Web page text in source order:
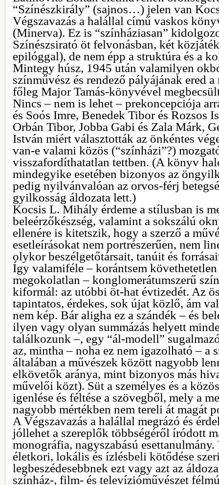
“Színészkirály” (sajnos…) jelen van
Végszavazás a halállal című vaskos
(Minerva). Ez is “színháziasan”
Színészsirató öt felvonásban, két
epilóggal), de nem épp a struktúra és a
Mintegy húsz, 1945 után valamilyen
színművész és rendező pályájának ered
főleg Major Tamás-könyvével
Nincs – nem is lehet – prekoncepciója
és Soós Imre, Benedek Tibor és Rozsos
Orbán Tibor, Jobba Gabi és Zala Márk,
István miért választották az önkéntes
van-e valami közös (“színházi”?)
visszafordíthatatlan tettben. (A könyv
mindegyike esetében bizonyos az
pedig nyilvánvalóan az orvos-férj
gyilkosság áldozata lett.)
Kocsis L. Mihály érdeme a stílusban is
beleérzőkészség, valamint a sokszálú
ellenére is kitetszik, hogy a szerző a
esetleírásokat nem portrészerűen, nem
olykor beszélgetőtársait, tanúit és
Így valamiféle – korántsem követhetetlen
megokolatlan – konglomerátumszerű
kiformál: az utóbbi öt-hat évtizedét. Az
tapintatos, érdekes, sok újat közlő, ám
nem kép. Bár aligha ez a szándék – és
ilyen vagy olyan summázás helyett
találkozunk –, egy “ál-modell”
az, mintha – noha ez nem igazolható – a
általában a művészek között nagyobb
elkövetők aránya, mint bizonyos más
művelői közt). Süt a személyes és a
igenlése és féltése a szövegből, mely a
nagyobb mértékben nem tereli át magát
A Végszavazás a halállal megrázó és
jóllehet a szereplők többségéről íródott
monográfia, nagyszabású
életkori, lokális és ízlésbeli kötődése
legbeszédesebbnek ezt vagy azt az
színház-, film- és televízióművészet